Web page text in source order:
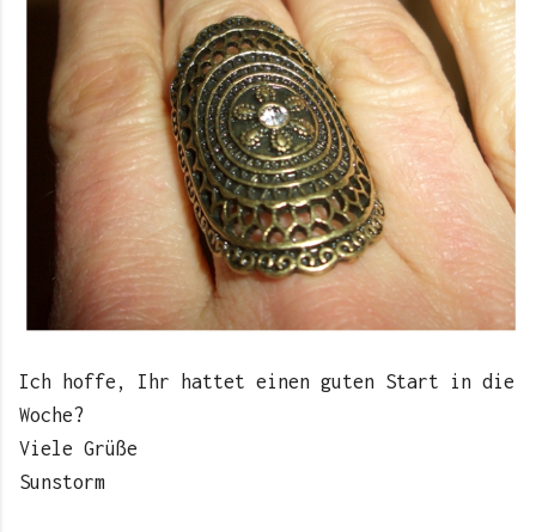
Ich hoffe, Ihr hattet einen guten Start in die
Woche?
Viele Grüße
Sunstorm